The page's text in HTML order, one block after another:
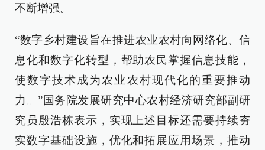
不断增强。
“数字乡村建设旨在推进农业农村向网络化、信
息化和数字化转型，帮助农民掌握信息技能，
使数字技术成为农业农村现代化的重要推动
力。”国务院发展研究中心农村经济研究部副研
究员殷浩栋表示，实现上述目标还需要持续夯
实数字基础设施，优化和拓展应用场景，推动